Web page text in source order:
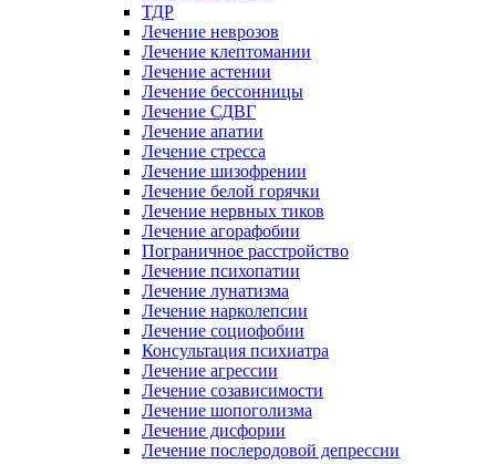
ТДР
Лечение неврозов
Лечение клептомании
Лечение астении
Лечение бессонницы
Лечение СДВГ
Лечение апатии
Лечение стресса
Лечение шизофрении
Лечение белой горячки
Лечение нервных тиков
Лечение агорафобии
Пограничное расстройство
Лечение психопатии
Лечение лунатизма
Лечение нарколепсии
Лечение социофобии
Консультация психиатра
Лечение агрессии
Лечение созависимости
Лечение шопоголизма
Лечение дисфории
Лечение послеродовой депрессии